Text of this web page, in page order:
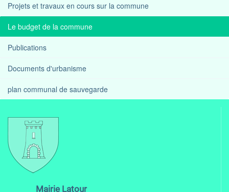
Projets et travaux en cours sur la commune
Le budget de la commune
Publications
Documents d'urbanisme
plan communal de sauvegarde
Mairie Latour